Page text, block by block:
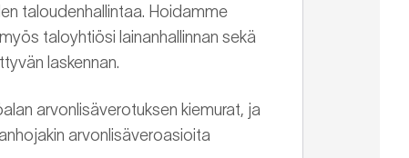
taloudenhallintaa. Hoidamme
taloyhtiösi lainanhallinnan sekä
laskennan.
arvonlisäverotuksen kiemurat, ja
arvonlisäveroasioita